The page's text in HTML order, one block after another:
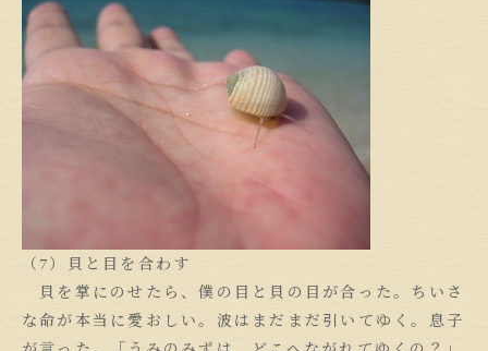
（7）貝と目を合わす
貝を掌にのせたら、僕の目と貝の目が合った。ちいさ
な命が本当に愛おしい。波はまだまだ引いてゆく。息子